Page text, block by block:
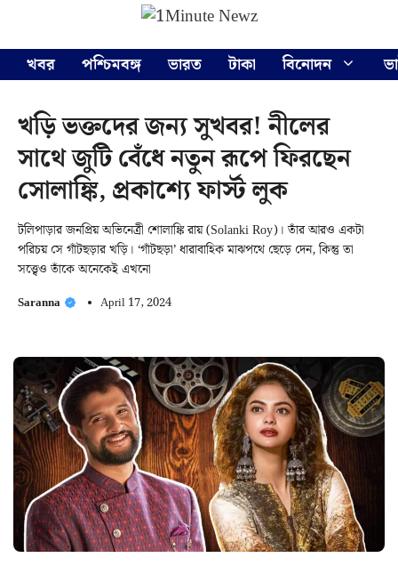
content
খবর
পশ্চিমবঙ্গ ভারত টাকা বিনোদন
খড়ি ভক্তদের জন্য সুখবর! নীলের
সাথে জুটি বেঁধে নতুন রূপে ফিরছেন
সোলাঙ্কি, প্রকাশ্যে ফার্স্ট লুক
টলিপাড়ার জনপ্রিয় অভিনেত্রী শোলাঙ্কি রায় (Solanki Roy)। তাঁর আরও একটা
পরিচয় সে গাঁটছড়ার খড়ি। ‘গাঁটছড়া’ ধারাবাহিক মাঝপথে ছেড়ে দেন, কিন্তু তা
সত্ত্বেও তাঁকে অনেকেই এখনো
Saranna April 17, 2024